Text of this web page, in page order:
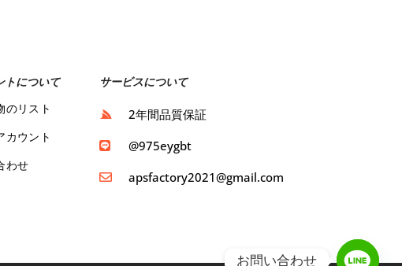
トについて
のリスト
カウント
わせ
サービスについて
2年間品質保証
@975eygbt
apsfactory2021@gmail.com
お問い合わせ